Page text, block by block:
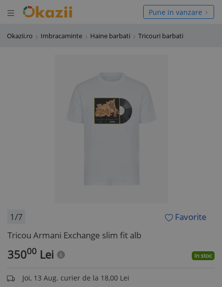
Deschide meniul
meniul Pune in vanzare
Okazii.ro Imbracaminte Haine barbati Tricouri barbati
1/7
Favorite
Tricou Armani Exchange slim fit alb
35000 Lei in stoc
Joi, 13 Aug. curier de la 18,00 Lei